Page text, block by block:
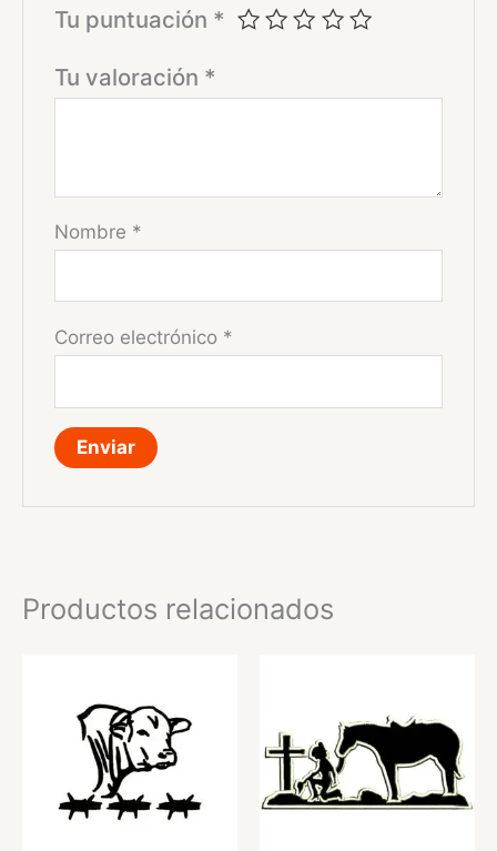
Tu puntuación *
Tu valoración *
Nombre *
Correo electrónico *
Productos relacionados